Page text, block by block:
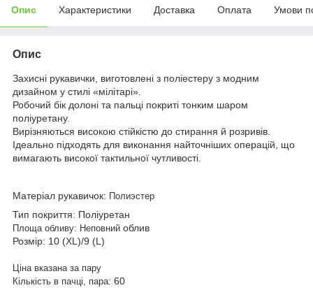
Опис Характеристики Доставка Оплата Умови
Опис
Захисні рукавички, виготовлені з поліестеру з модним
дизайном у стилі «мілітарі».
Робочий бік долоні та пальці покриті тонким шаром
поліуретану.
Вирізняються високою стійкістю до стирання й розривів.
Ідеально підходять для виконання найточніших операцій, що
вимагають високої тактильної чутливості.
Матеріал рукавичок: Полиэстер
Тип покриття: Поліуретан
Площа обливу: Неповний облив
Розмір: 10 (XL)/9 (L)
Ціна вказана за пару
Кількість в пачці, пара: 60